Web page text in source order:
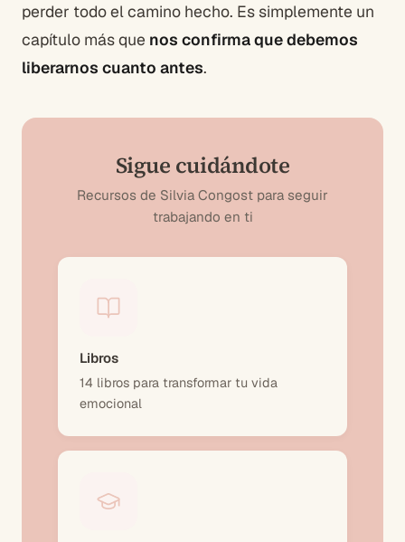
perder todo el camino hecho. Es simplemente un
capítulo más que nos confirma que debemos
liberarnos cuanto antes.
Sigue cuidándote
Recursos de Silvia Congost para seguir
trabajando en ti
Libros
14 libros para transformar tu vida
emocional